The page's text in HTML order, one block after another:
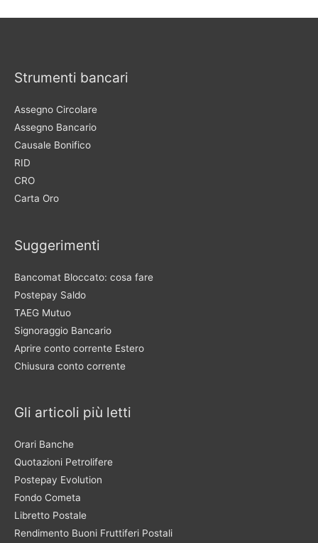
Strumenti bancari
Assegno Circolare
Assegno Bancario
Causale Bonifico
RID
CRO
Carta Oro
Suggerimenti
Bancomat Bloccato: cosa fare
Postepay Saldo
TAEG Mutuo
Signoraggio Bancario
Aprire conto corrente Estero
Chiusura conto corrente
Gli articoli più letti
Orari Banche
Quotazioni Petrolifere
Postepay Evolution
Fondo Cometa
Libretto Postale
Rendimento Buoni Fruttiferi Postali